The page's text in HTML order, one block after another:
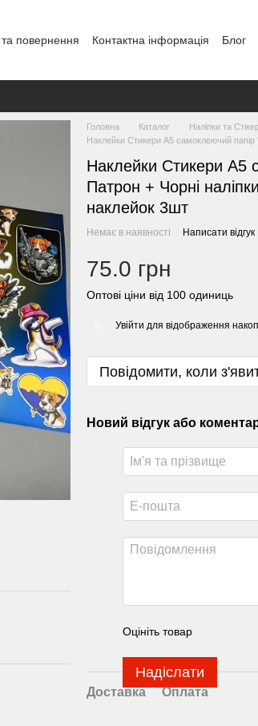
повернення Контактна інформація Блог
Головна Каталог
Наліпки та
Наклейки Стикери А5 самоклеючий
Наклейки Стикери А5
Патрон + Чорні
наклейок 3шт
Немає в наявності Написати відгук
75.0 грн
Оптові ціни від 100 одиниць
Увійти для відображення
Повідомити, коли
Новий відгук або
Оцініть товар
Надіслати
Доставка Оплата